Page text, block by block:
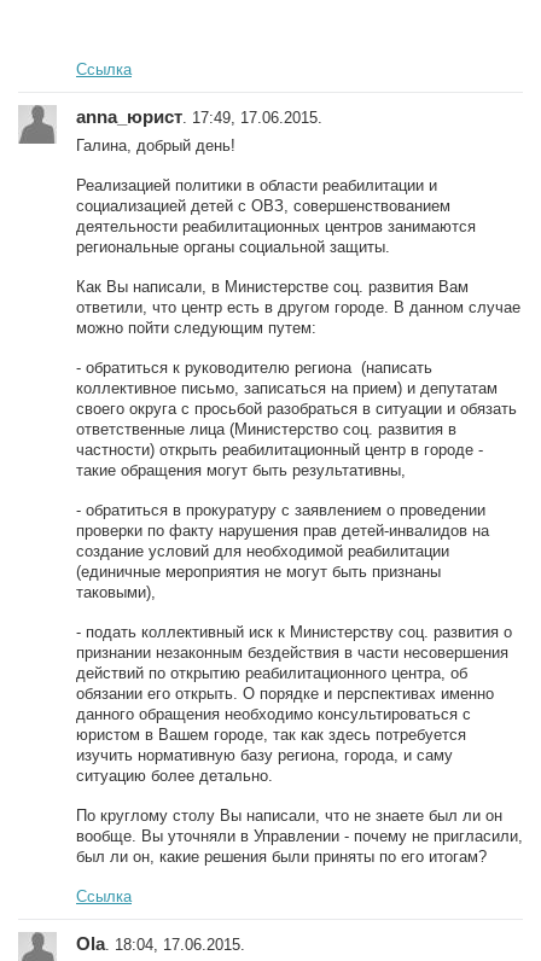
Ссылка
anna_юрист . 17:49, 17.06.2015.
Галина, добрый день!
Реализацией политики в области реабилитации и
социализацией детей с ОВЗ, совершенствованием
деятельности реабилитационных центров занимаются
региональные органы социальной защиты.
Как Вы написали, в Министерстве соц. развития Вам
ответили, что центр есть в другом городе. В данном случае
можно пойти следующим путем:
- обратиться к руководителю региона (написать
коллективное письмо, записаться на прием) и депутатам
своего округа с просьбой разобраться в ситуации и обязать
ответственные лица (Министерство соц. развития в
частности) открыть реабилитационный центр в городе -
такие обращения могут быть результативны,
- обратиться в прокуратуру с заявлением о проведении
проверки по факту нарушения прав детей-инвалидов на
создание условий для необходимой реабилитации
(единичные мероприятия не могут быть признаны
таковыми),
- подать коллективный иск к Министерству соц. развития о
признании незаконным бездействия в части несовершения
действий по открытию реабилитационного центра, об
обязании его открыть. О порядке и перспективах именно
данного обращения необходимо консультироваться с
юристом в Вашем городе, так как здесь потребуется
изучить нормативную базу региона, города, и саму
ситуацию более детально.
По круглому столу Вы написали, что не знаете был ли он
вообще. Вы уточняли в Управлении - почему не пригласили,
был ли он, какие решения были приняты по его итогам?
Ссылка
Ola. 18:04, 17.06.2015.